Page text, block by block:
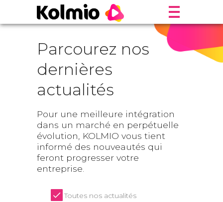
Parcourez nos
dernières
actualités
Pour une meilleure intégration
dans un marché en perpétuelle
évolution, KOLMIO vous tient
informé des nouveautés qui
feront progresser votre
entreprise.
Toutes nos actualités